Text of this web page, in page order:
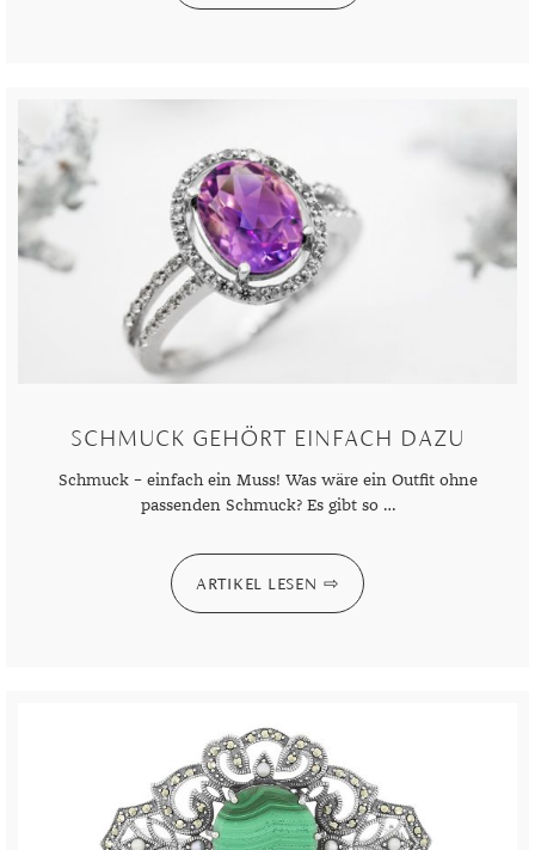
SCHMUCK GEHÖRT EINFACH DAZU
Schmuck – einfach ein Muss! Was wäre ein Outfit ohne
passenden Schmuck? Es gibt so …
ARTIKEL LESEN